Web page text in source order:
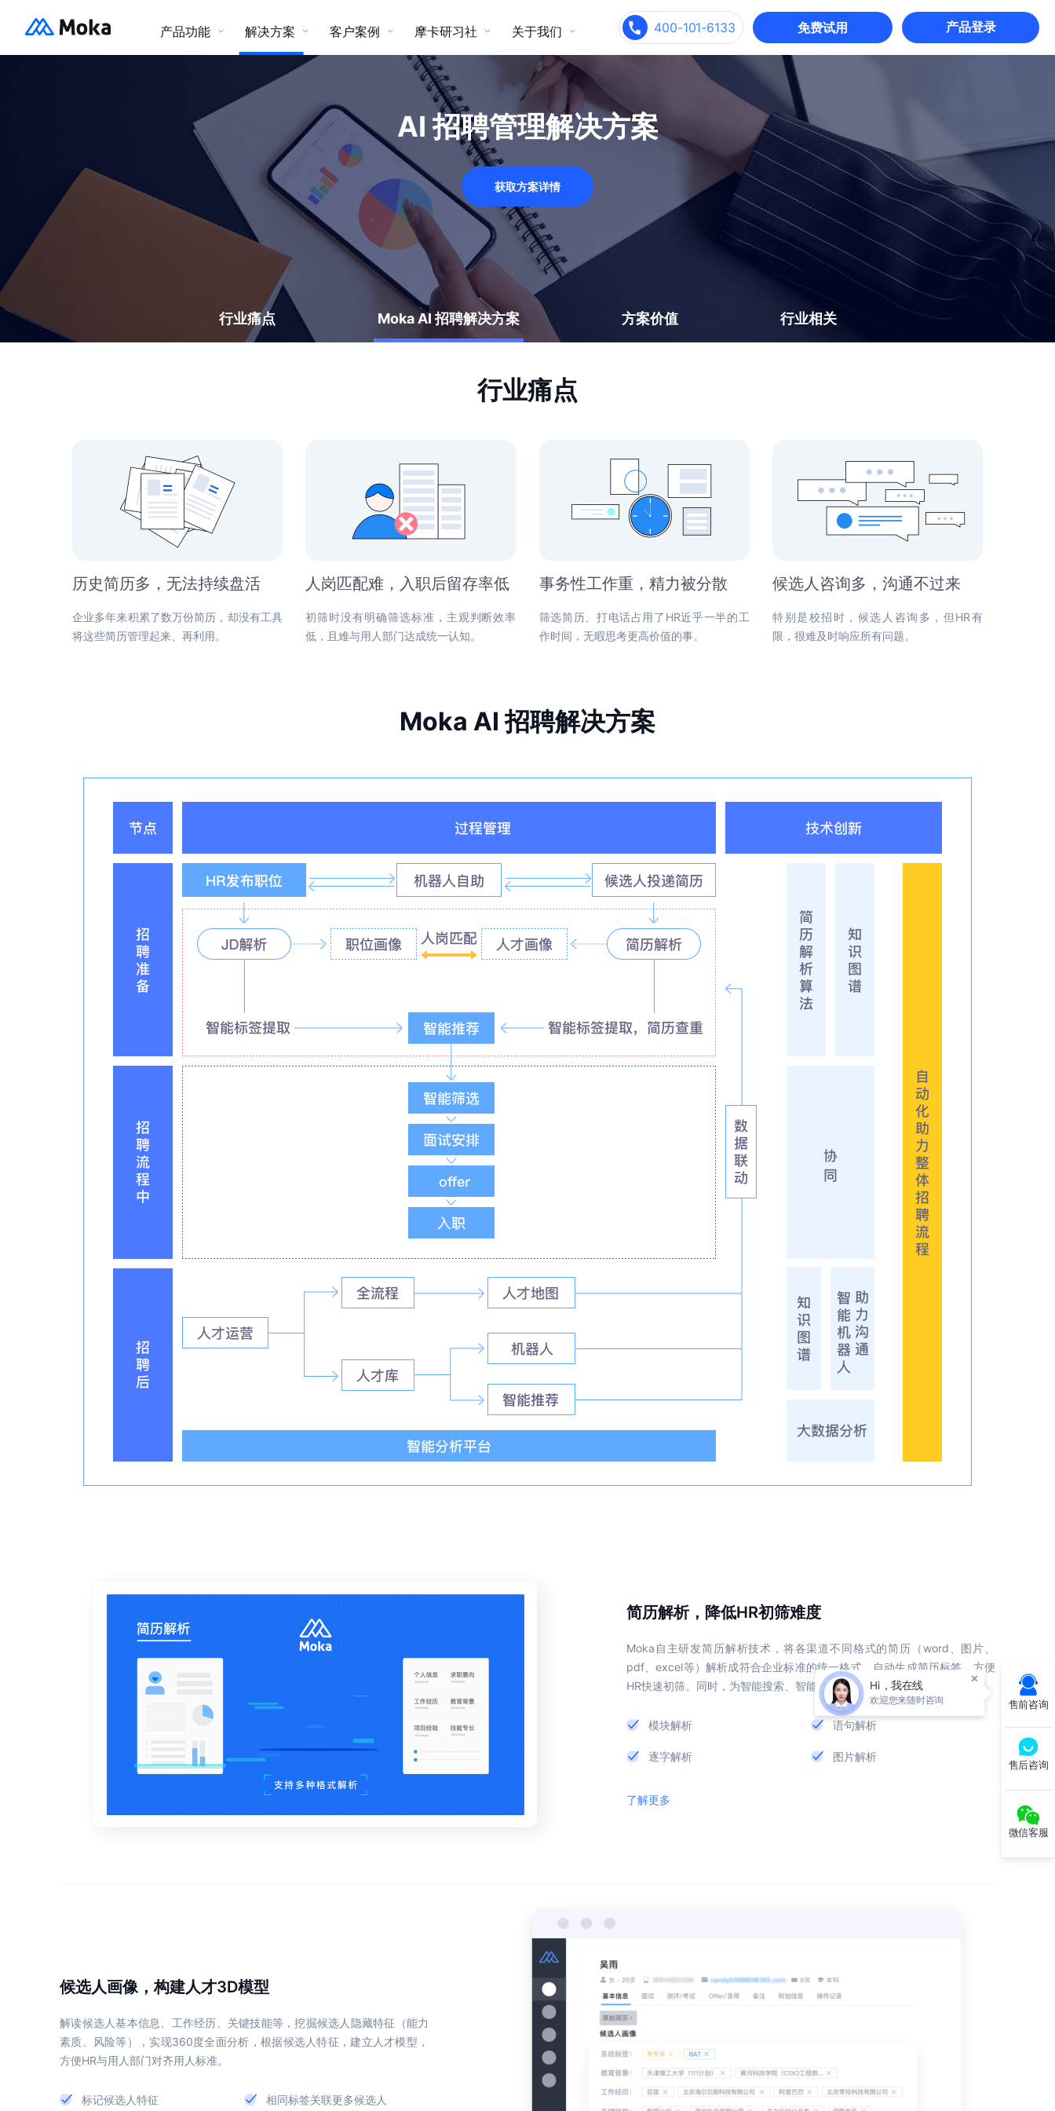
产品功能
Moka People智能化人力资源管理系统
解决方案
通用解决方案
社会招聘
招聘流程优化、缩短招聘周期、突
校园招聘
支持雇主品牌、现场面试管理、系
统性能优异
内部推荐
实现全员招聘、社交化招聘、业务
流程连贯
招入一体
招聘入职全链路智能协同，数据无
缝流转，定薪建档效率提升
招聘自动化
设定规则，招聘系统自动、及时、
人事管理一体化
招聘&薪酬&绩效&假勤&组织人事
全模块打通，实现 HR 业务一体化
互联网行业
数据，简单易操作
零售行业
连锁零售招聘解决方案
金融行业
据处理高效
电商行业
人才，全维数据分析
客户案例
互联网科技 连锁零售 电商/跨境电商
智能制造 生物制药/医疗器械
其他
摩卡研习社
资源中心
报告下载
产品资料
客户故事
玩转 Moka
Moka 资讯
产品咨询热线
400-101-6133
voc@mokahr.com
关于我们
关于我们
关于 Moka
加入我们
媒体报道
产品咨询热线
400-101-6133
voc@mokahr.com
400-101-6133 免费试用 产品登录
AI 招聘管理解决方案
获取方案详情
行业痛点 Moka AI 招聘解决方案 方案价值 行业相关
行业痛点
历史简历多，无法持续盘活
企业多年来积累了数万份简历，却没有工具
将这些简历管理起来、再利用。
人岗匹配难，入职后留存率低
初筛时没有明确筛选标准，主观判断效率
低，且难与用人部门达成统一认知。
事务性工作重，精力被分散
筛选简历、打电话占用了HR近乎一半的工
作时间，无暇思考更高价值的事。
候选人咨询多，沟通不过来
特别是校招时，候选人咨询多，但HR有
限，很难及时响应所有问题。
Moka AI 招聘解决方案
简历解析，降低HR初筛难度
Moka自主研发简历解析技术，将各渠道不同格式的简历（word、图片、
pdf、excel等）解析成符合企业标准的统一格式，自动生成简历标签，方便
HR快速初筛。同时，为智能搜索、智能推荐、人才激活奠定良好基础。
模块解析 语句解析
逐字解析 图片解析
了解更多
候选人画像，构建人才3D模型
解读候选人基本信息、工作经历、关键技能等，挖掘候选人隐藏特征（能力
素质、风险等），实现360度全面分析，根据候选人特征，建立人才模型，
方便HR与用人部门对齐用人标准。
标记候选人特征 相同标签关联更多候选人
售前咨询
×
Hi，我在线
欢迎您来随时咨询
售后咨询
微信客服